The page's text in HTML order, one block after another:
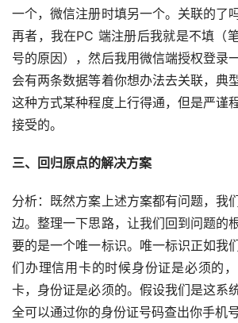
一个，微信注册时填另一个。关联的了
再者，我在PC 端注册后我就是不填（
号的原因），然后我用微信端授权登录
会有两条数据等着你想办法去关联，典
这种方式某种程度上行得通，但是严谨
接受的。
三、回归原点的解决方案
分析：既然方案上述方案都有问题，我
边。整理一下思路，让我们回到问题的
要的是一个唯一标识。唯一标识正如我
们办理信用卡的时候身份证是必须的
卡，身份证是必须的。假设我们是这系
全可以通过你的身份证号码查出你手机